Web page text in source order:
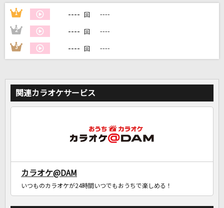
DAMに会員登録・ログインして
カラオケをもっと楽しもう！
1 ---- 回 ----
2 ---- 回 ----
3 ---- 回 ----
関連カラオケサービス
カラオケ@DAM
いつものカラオケが24時間いつでもおうちで楽しめる！